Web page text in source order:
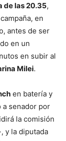
de las 20.35,
en
antes de ser
en un
en subir al
Milei.
en batería y
senador por
la comisión
y la diputada